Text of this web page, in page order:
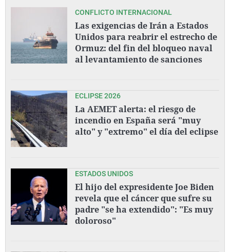
CONFLICTO INTERNACIONAL
Las exigencias de Irán a Estados
Unidos para reabrir el estrecho de
Ormuz: del fin del bloqueo naval
al levantamiento de sanciones
ECLIPSE 2026
La AEMET alerta: el riesgo de
incendio en España será "muy
alto" y "extremo" el día del eclipse
ESTADOS UNIDOS
El hijo del expresidente Joe Biden
revela que el cáncer que sufre su
padre "se ha extendido": "Es muy
doloroso"